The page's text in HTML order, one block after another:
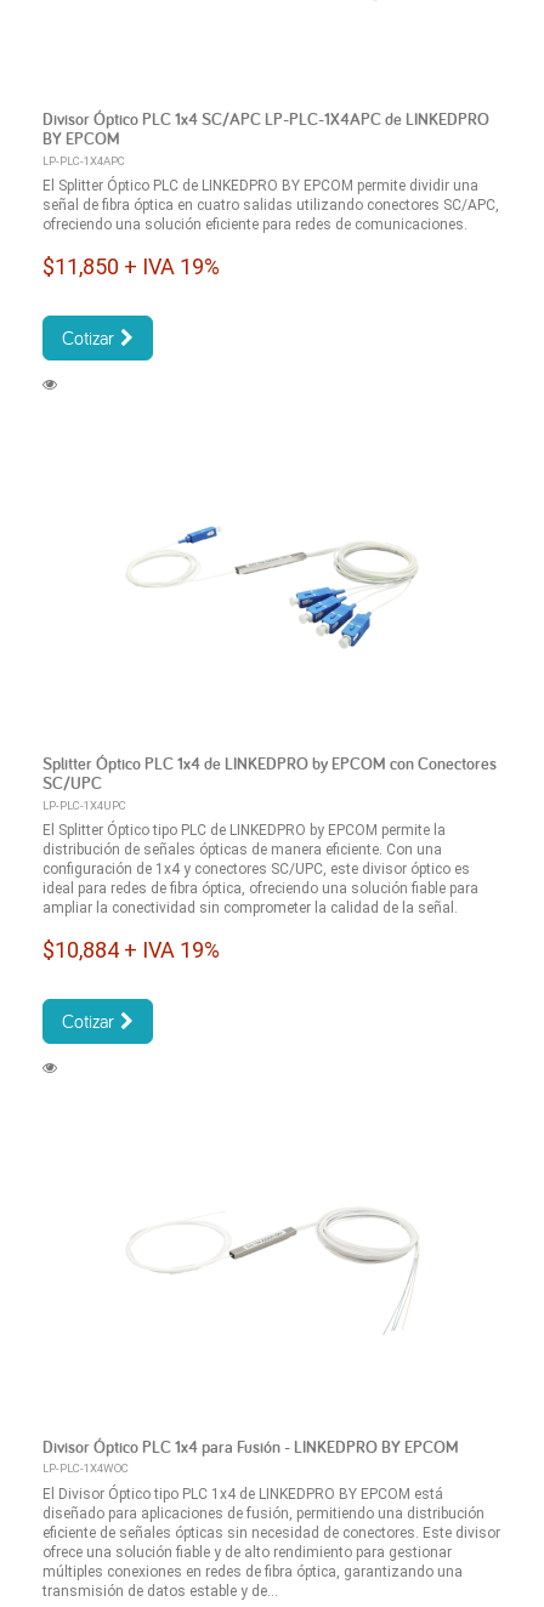
Divisor Óptico PLC 1x4 SC/APC LP-PLC-1X4APC de LINKEDPRO
BY EPCOM
LP-PLC-1X4APC
El Splitter Óptico PLC de LINKEDPRO BY EPCOM permite dividir una
señal de fibra óptica en cuatro salidas utilizando conectores SC/APC,
ofreciendo una solución eficiente para redes de comunicaciones.
$11,850 + IVA 19%
Cotizar
Splitter Óptico PLC 1x4 de LINKEDPRO by EPCOM con Conectores
SC/UPC
LP-PLC-1X4UPC
El Splitter Óptico tipo PLC de LINKEDPRO by EPCOM permite la
distribución de señales ópticas de manera eficiente. Con una
configuración de 1x4 y conectores SC/UPC, este divisor óptico es
ideal para redes de fibra óptica, ofreciendo una solución fiable para
ampliar la conectividad sin comprometer la calidad de la señal.
$10,884 + IVA 19%
Cotizar
Divisor Óptico PLC 1x4 para Fusión - LINKEDPRO BY EPCOM
LP-PLC-1X4WOC
El Divisor Óptico tipo PLC 1x4 de LINKEDPRO BY EPCOM está
diseñado para aplicaciones de fusión, permitiendo una distribución
eficiente de señales ópticas sin necesidad de conectores. Este divisor
ofrece una solución fiable y de alto rendimiento para gestionar
múltiples conexiones en redes de fibra óptica, garantizando una
transmisión de datos estable y de...